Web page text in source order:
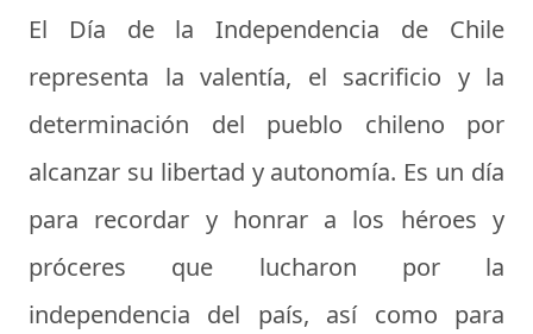
El Día de la Independencia de Chile
representa la valentía, el sacrificio y la
determinación del pueblo chileno por
alcanzar su libertad y autonomía. Es un día
para recordar y honrar a los héroes y
próceres que lucharon por la
independencia del país, así como para